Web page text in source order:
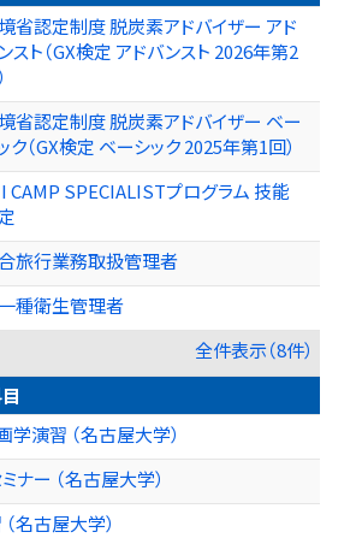
省認定制度 脱炭素アドバイザー アド
スト（GX検定 アドバンスト 2026年第2
省認定制度 脱炭素アドバイザー ベー
ク（GX検定 ベーシック 2025年第1回）
CAMP SPECIALISTプログラム 技能
旅行業務取扱管理者
種衛生管理者
全件表示（8件）
演習 （名古屋大学）
ー （名古屋大学）
名古屋大学）